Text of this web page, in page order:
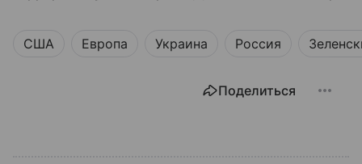
США Европа Украина Россия
Поделиться